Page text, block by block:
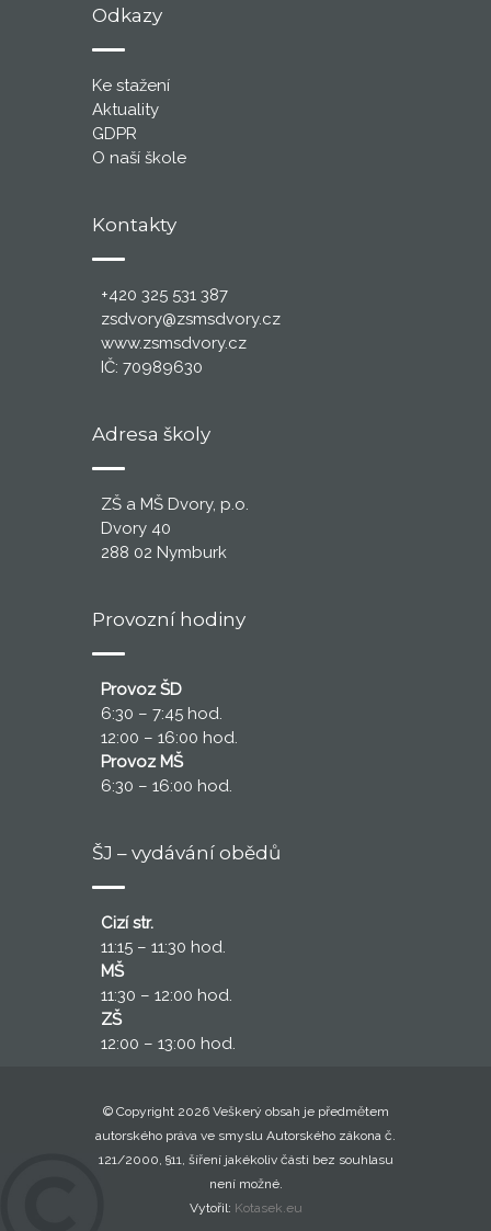
Odkazy
Ke stažení
Aktuality
GDPR
O naší škole
Kontakty
+420 325 531 387
zsdvory@zsmsdvory.cz
www.zsmsdvory.cz
IČ: 70989630
Adresa školy
ZŠ a MŠ Dvory, p.o.
Dvory 40
288 02 Nymburk
Provozní hodiny
Provoz ŠD
6:30 – 7:45 hod.
12:00 – 16:00 hod.
Provoz MŠ
6:30 – 16:00 hod.
ŠJ – vydávání obědů
Cizí str.
11:15 – 11:30 hod.
MŠ
11:30 – 12:00 hod.
ZŠ
12:00 – 13:00 hod.
© Copyright 2026 Veškerý obsah je předmětem
autorského práva ve smyslu Autorského zákona č.
121/2000, §11, šíření jakékoliv části bez souhlasu
není možné.
Vytořil: Kotasek.eu